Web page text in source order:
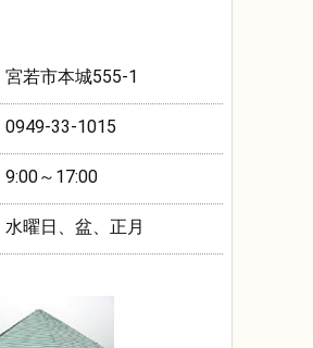
宮若市本城555-1
0949-33-1015
9:00～17:00
水曜日、盆、正月